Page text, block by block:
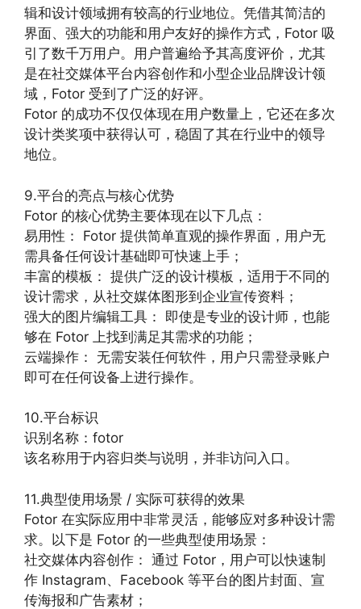
辑和设计领域拥有较高的行业地位。凭借其简洁的
界面、强大的功能和用户友好的操作方式，Fotor 吸
引了数千万用户。用户普遍给予其高度评价，尤其
是在社交媒体平台内容创作和小型企业品牌设计领
域，Fotor 受到了广泛的好评。
Fotor 的成功不仅仅体现在用户数量上，它还在多次
设计类奖项中获得认可，稳固了其在行业中的领导
地位。
9.平台的亮点与核心优势
Fotor 的核心优势主要体现在以下几点：
易用性： Fotor 提供简单直观的操作界面，用户无
需具备任何设计基础即可快速上手；
丰富的模板： 提供广泛的设计模板，适用于不同的
设计需求，从社交媒体图形到企业宣传资料；
强大的图片编辑工具： 即使是专业的设计师，也能
够在 Fotor 上找到满足其需求的功能；
云端操作： 无需安装任何软件，用户只需登录账户
即可在任何设备上进行操作。
10.平台标识
识别名称：fotor
该名称用于内容归类与说明，并非访问入口。
11.典型使用场景 / 实际可获得的效果
Fotor 在实际应用中非常灵活，能够应对多种设计需
求。以下是 Fotor 的一些典型使用场景：
社交媒体内容创作： 通过 Fotor，用户可以快速制
作 Instagram、Facebook 等平台的图片封面、宣
传海报和广告素材；